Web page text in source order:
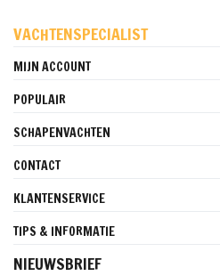
VACHTENSPECIALIST
MIJN ACCOUNT
POPULAIR
SCHAPENVACHTEN
CONTACT
KLANTENSERVICE
TIPS & INFORMATIE
NIEUWSBRIEF